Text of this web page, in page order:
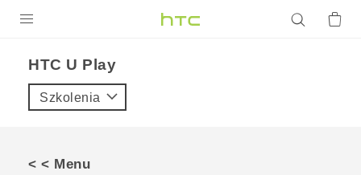
VIVE
HTC U Play‎
Szkolenia
< < Menu